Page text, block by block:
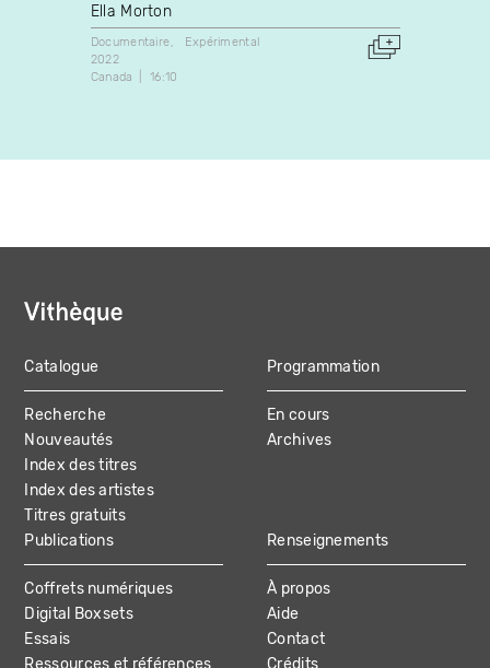
Ella Morton
Documentaire
Expérimental
2022
Canada
16:10
MAIN
NAVIGATION
Catalogue
Recherche
Nouveautés
Index des titres
Index des artistes
Titres gratuits
Programmation
En cours
Archives
Publications
Coffrets numériques
Digital Boxsets
Essais
Ressources et références
Renseignements
À propos
Aide
Contact
Crédits